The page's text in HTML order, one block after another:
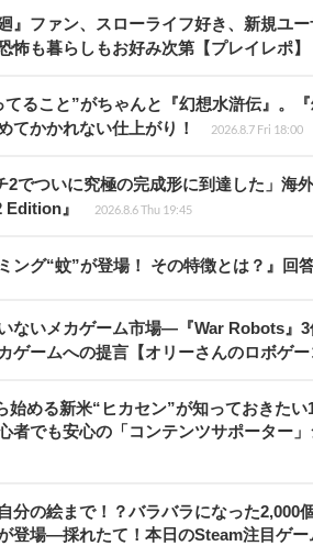
』ファン、スローライフ好き、新規ユ
怖も暮らしもお好み次第【プレイレポ】
ること”がちゃんと『幻想水滸伝』。
てかかれない仕上がり！
2026.8.7 Fri 18:00
2でついに究極の完成形に到達した」海
』
2026.8.6 Thu 19:45
ング“蚊”が登場！ その特徴とは？』回
ないメカゲーム市場―『War Robots』
ゲームへの提言【オリーさんのロボゲー
始める新米“ヒカセン”が知っておきた
者でも安心の「コンテンツサポーター」
分の絵まで！？バラバラになった2,000
登場―採れたて！本日のSteam注目ゲー